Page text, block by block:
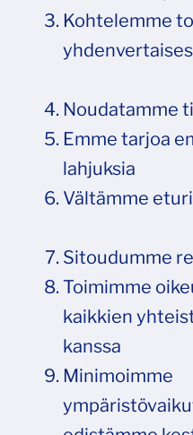
Kohtelemme
Noudatamme
Emme tarjoa
lahjuksia
Vältämme
Sitoudumme
Toimimme
kaikkien
kanssa
Minimoimme